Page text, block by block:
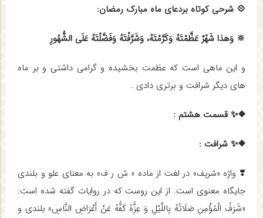
💠 شرحی کوتاه بردعای ماه مبارک رمضان:
🔆 وَهذا شَهْرٌ عَظَّمْتَهُ وَکَرَّمْتَهُ، وَشَرَّفْتَهُ وَفَضَّلْتَهُ عَلَی الشُّهُورِ
و این ماهی است که عظمت بخشیده و گرامی داشتی و بر ماه
های دیگر شرافت و برتری دادی .
❖✨ قسمت هشتم :
❖✨ شرافت :
❣️ واژه «شريف» در لغت از ماده « ش ر ف» به معناي علو و بلندي
جايگاه معنوي است. از اين روست كه در روايات گفته شده است:
«شَرَفُ الْمُؤْمِنِ صَلَاتُهُ بِاللَّيْلِ وَ عِزُّهُ كَفُّهُ عَنْ أَعْرَاضِ النَّاسِ» بلندي و